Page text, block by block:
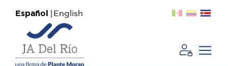
Español English